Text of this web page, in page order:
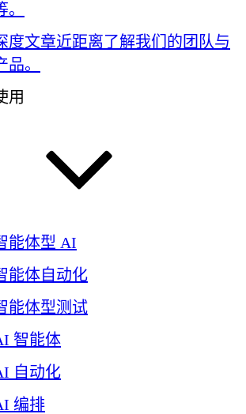
。
度文章近距离了解我们的团队与
品。
用
能体型 AI
能体自动化
能体型测试
智能体
自动化
编排